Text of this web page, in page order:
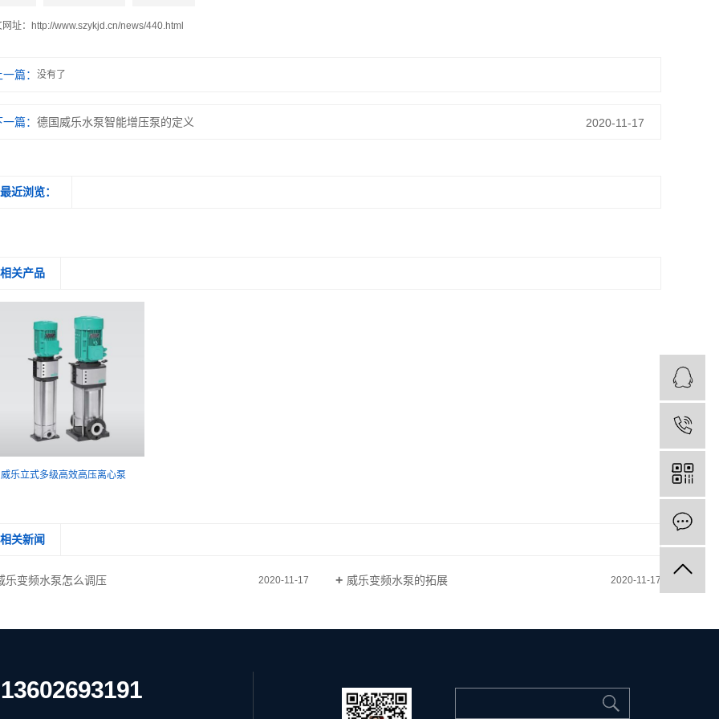
址： http://www.szykjd.cn/news/440.html
篇： 没有了
篇： 德国威乐水泵智能增压泵的定义 2020-11-17
最近浏览：
相关产品
威乐立式多级高效高压离心泵
相关新闻
乐变频水泵怎么调压 2020-11-17 威乐变频水泵的拓展 2020-11-17
13602693191